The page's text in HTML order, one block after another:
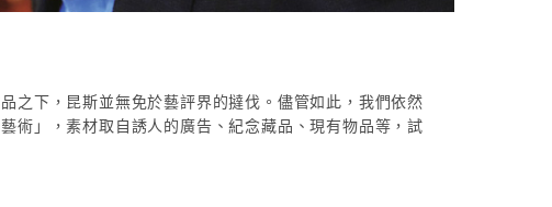
之下，昆斯並無免於藝評界的撻伐。儘管如此，我們依然
術」，素材取自誘人的廣告、紀念藏品、現有物品等，試